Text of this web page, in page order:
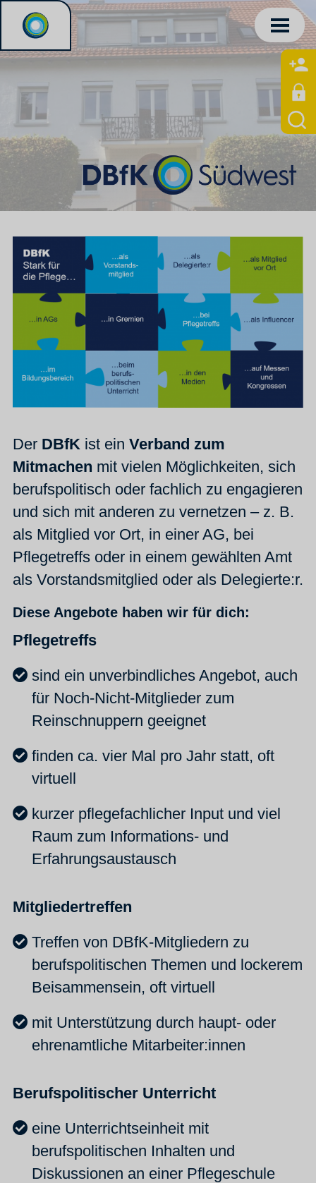
Der DBfK ist ein Verband zum
Mitmachen mit vielen Möglichkeiten, sich
berufspolitisch oder fachlich zu engagieren
und sich mit anderen zu vernetzen – z. B.
als Mitglied vor Ort, in einer AG, bei
Pflegetreffs oder in einem gewählten Amt
als Vorstandsmitglied oder als Delegierte:r.
Diese Angebote haben wir für dich:
Pflegetreffs
sind ein unverbindliches Angebot, auch
für Noch-Nicht-Mitglieder zum
Reinschnuppern geeignet
finden ca. vier Mal pro Jahr statt, oft
virtuell
kurzer pflegefachlicher Input und viel
Raum zum Informations- und
Erfahrungsaustausch
Mitgliedertreffen
Treffen von DBfK-Mitgliedern zu
berufspolitischen Themen und lockerem
Beisammensein, oft virtuell
mit Unterstützung durch haupt- oder
ehrenamtliche Mitarbeiter:innen
Berufspolitischer Unterricht
eine Unterrichtseinheit mit
berufspolitischen Inhalten und
Diskussionen an einer Pflegeschule